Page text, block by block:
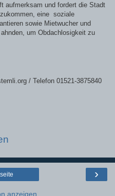
aufmerksam und fordert die Stadt
eine soziale
sowie Mietwucher und
um Obdachlosigkeit zu
/ Telefon 01521-3875840
›
anzeigen